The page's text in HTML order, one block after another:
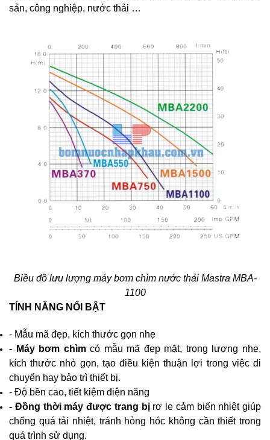
sản, công nghiệp, nước thải …
Biều đồ lưu lượng máy bơm chìm nước thải Mastra MBA-
1100
TÍNH NĂNG NỔI BẬT
- Mẫu mã đẹp, kích thước gọn nhẹ
- Máy bơm chìmcó mẫu mã đẹp mặt, trọng lượng nhẹ,
kích thước nhỏ gọn, tạo điều kiện thuận lợi trong việc di
chuyển hay bảo trì thiết bị.
- Độ bền cao, tiết kiệm điện năng
- Đồng thời máy được trang bị rơ le cảm biến nhiệt giúp
chống quá tải nhiệt, tránh hỏng hóc không cần thiết trong
quá trình sử dụng.